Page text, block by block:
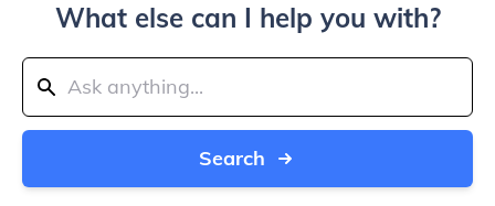
What else can I help you with?
Search